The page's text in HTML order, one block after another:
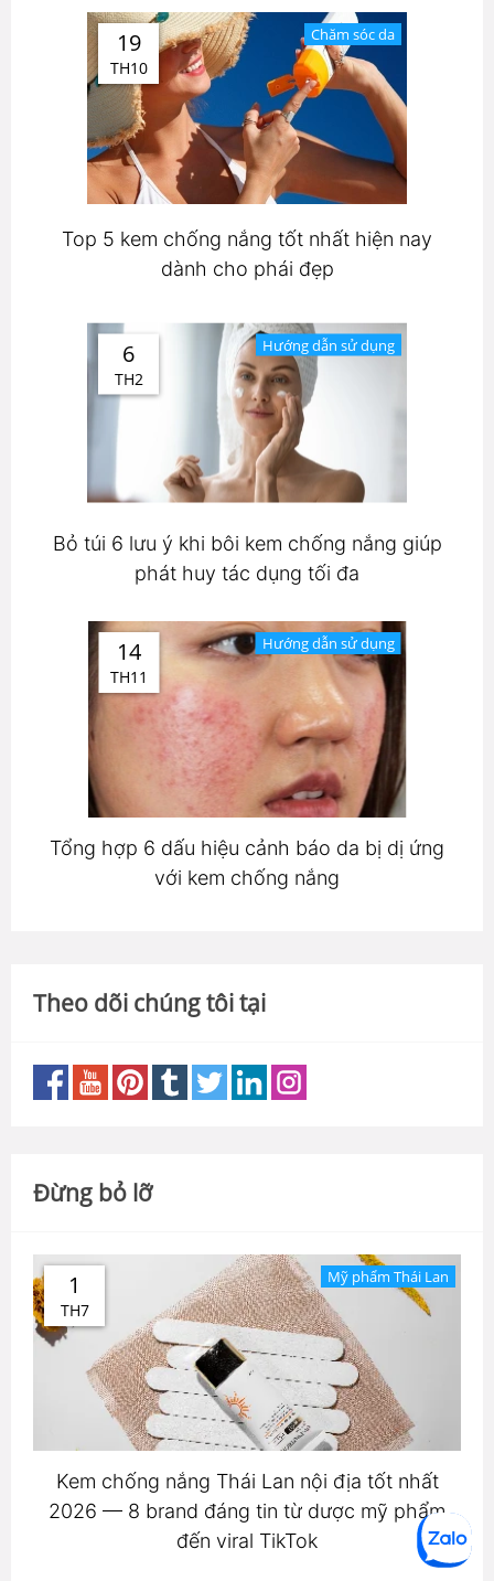
19
TH10
Chăm sóc da
Top 5 kem chống nắng tốt nhất hiện nay
dành cho phái đẹp
6
TH2
Hướng dẫn sử dụng
Bỏ túi 6 lưu ý khi bôi kem chống nắng giúp
phát huy tác dụng tối đa
14
TH11
Hướng dẫn sử dụng
Tổng hợp 6 dấu hiệu cảnh báo da bị dị ứng
với kem chống nắng
Theo dõi chúng tôi tại
Đừng bỏ lỡ
1
TH7
Mỹ phẩm Thái Lan
Kem chống nắng Thái Lan nội địa tốt nhất
2026 — 8 brand đáng tin từ dược mỹ phẩm
đến viral TikTok